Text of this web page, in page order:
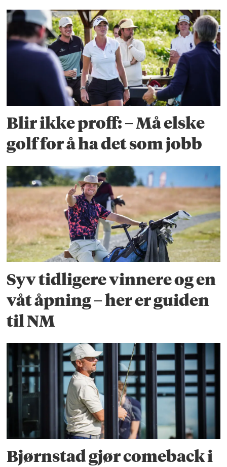
Blir ikke proff: – Må elske
golf for å ha det som jobb
Syv tidligere vinnere og en
våt åpning – her er guiden
til NM
Bjørnstad gjør comeback i